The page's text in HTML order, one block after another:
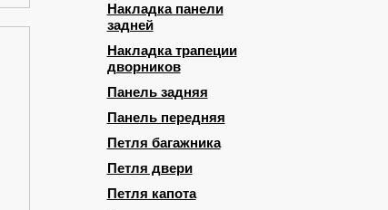
Накладка панели
задней
Накладка трапеции
дворников
Панель задняя
Панель передняя
Петля багажника
Петля двери
Петля капота